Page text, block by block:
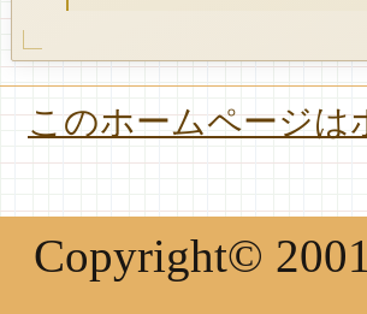
このホームページは
Copyright©